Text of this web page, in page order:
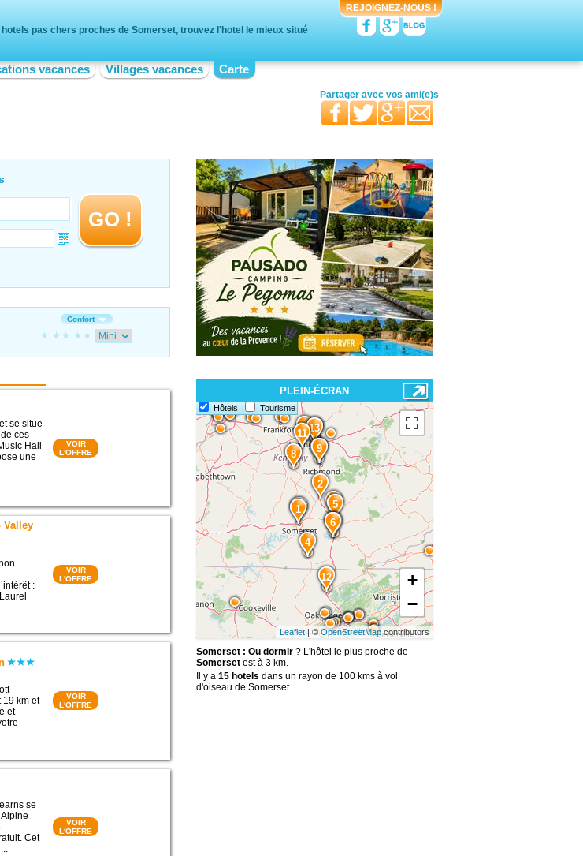
pas chers proches de Somerset, trouvez l'hotel le mieux situé
REJOIGNEZ-NOUS !
vacances Villages vacances Carte
Partager avec
vos ami(e)s
votre famille
GO !
Confort
se situe
ces
Hall
une
VOIR
L'OFFRE
Valley
:
VOIR
L'OFFRE
19 km et
et
VOIR
L'OFFRE
se
Cet
VOIR
L'OFFRE
PLEIN-ÉCRAN
Hôtels Tourisme
1514
13
12
11
10
9
8
7
6
5
4
3
2
1
+
−
Leaflet| ©OpenStreetMapcontributors
Somerset : Ou dormir? L'hôtel le plus proche de
Somersetest à 3 km.
Il y a 15 hotels dans un rayon de 100 kms à vol
d'oiseau de Somerset.